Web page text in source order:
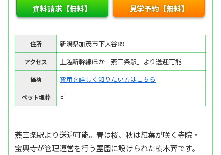
資料請求【無料】 見学予約【無料】
住所 新潟県加茂市下大谷89
アクセス 上越新幹線ほか「燕三条駅」より送迎可能
価格 費用を詳しく知りたい方はこちら
ペット埋葬 可
燕三条駅より送迎可能。春は桜、秋は紅葉が咲く寺院・
宝興寺が管理運営を行う霊園に設けられた樹木葬です。